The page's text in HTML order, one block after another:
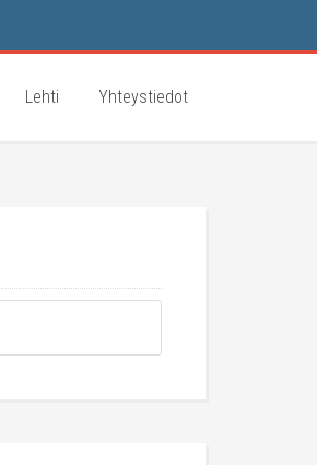
Lehti Yhteystiedot